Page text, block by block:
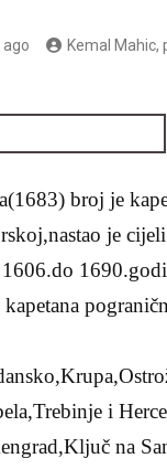
ago Kemal Mahic,
broj je
je
kapetana
i
na